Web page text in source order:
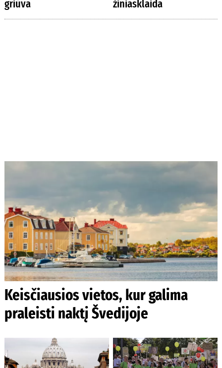
griūva
žiniasklaida
Keisčiausios vietos, kur galima
praleisti naktį Švedijoje